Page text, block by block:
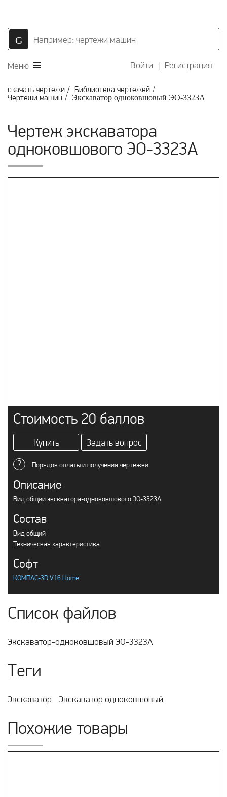
Меню Войти | Регистрация
скачать чертежи
Библиотека чертежей
Чертежи машин
Экскаватор одноковшовый ЭО-3323А
Чертеж экскаватора
одноковшового ЭО-3323А
Стоимость 20 баллов
Купить Задать вопрос
? Порядок оплаты и получения чертежей
Описание
Вид общий экскватора-одноковшового ЭО-3323А
Состав
Вид общий
Техническая характеристика
Софт
КОМПАС-3D V16 Home
Список файлов
Экскаватор-одноковшовый ЭО-3323А
Теги
Экскаватор Экскаватор одноковшовый
Похожие товары